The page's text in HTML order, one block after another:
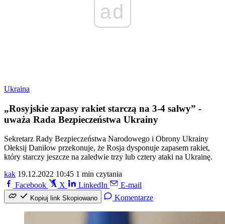
ad
Ukraina
„Rosyjskie zapasy rakiet starczą na 3-4 salwy” -
uważa Rada Bezpieczeństwa Ukrainy
Sekretarz Rady Bezpieczeństwa Narodowego i Obrony Ukrainy
Ołeksij Daniłow przekonuje, że Rosja dysponuje zapasem rakiet,
który starczy jeszcze na zaledwie trzy lub cztery ataki na Ukrainę.
kak 19.12.2022 10:45 1 min czytania
Facebook
X LinkedIn E-mail
Kopiuj link Skopiowano Komentarze